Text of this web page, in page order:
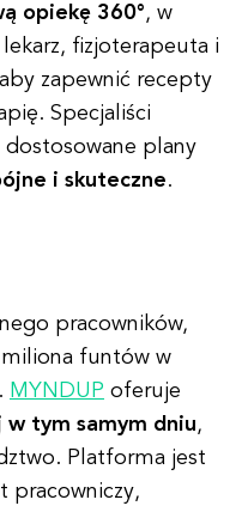
opiekę 360°, w
fizjoterapeuta i
zapewnić recepty
Specjaliści
dostosowane plany
i skuteczne.
pracowników,
miliona funtów w
MYNDUP oferuje
tym samym dniu,
Platforma jest
pracowniczy,